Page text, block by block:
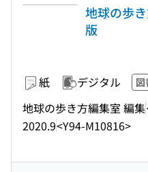
地球の歩
版
紙 デジタル 図
地球の歩き方編集室 編集
2020.9<Y94-M10816>